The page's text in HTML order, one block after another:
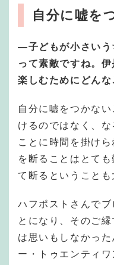
自分に嘘を
—子どもが小さいう
って素敵ですね。
楽しむためにどん
自分に嘘をつかな
けるのではなく、
ことに時間を掛け
を断ることはとて
て断るということも
ハフポストさんで
とになり、そのご
は思いもしなかっ
ー・トゥエンティ